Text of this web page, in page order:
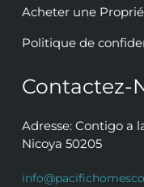
Acheter une
Politique de
Contactez-
Adresse: Contigo a
Nicoya 50205